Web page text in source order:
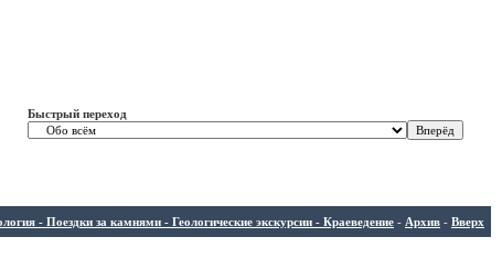
Быстрый переход
- Поездки за камнями - Геологические экскурсии - Краеведение - Архив - Вверх